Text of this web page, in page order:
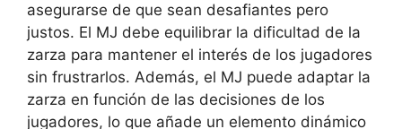
asegurarse de que sean desafiantes pero
justos. El MJ debe equilibrar la dificultad de la
zarza para mantener el interés de los jugadores
sin frustrarlos. Además, el MJ puede adaptar la
zarza en función de las decisiones de los
jugadores, lo que añade un elemento dinámico